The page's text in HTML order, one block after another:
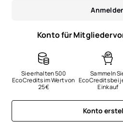
Konto für
Sie erhalten 500
EcoCredits im Wert von
25 €
Sammeln
EcoCredits bei
Einkauf
Konto